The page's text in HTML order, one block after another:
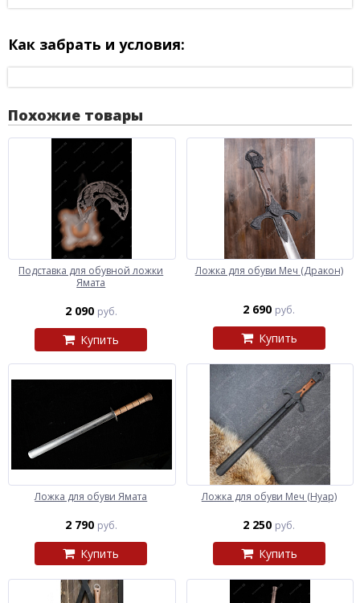
Как забрать и условия:
Похожие товары
Подставка для обувной ложки
Ямата
2 090 руб.
Купить
Ложка для обуви Меч (Дракон)
2 690 руб.
Купить
Ложка для обуви Ямата
2 790 руб.
Купить
Ложка для обуви Меч (Нуар)
2 250 руб.
Купить